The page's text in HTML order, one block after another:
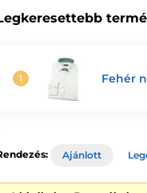
Fehér
Ajánlott